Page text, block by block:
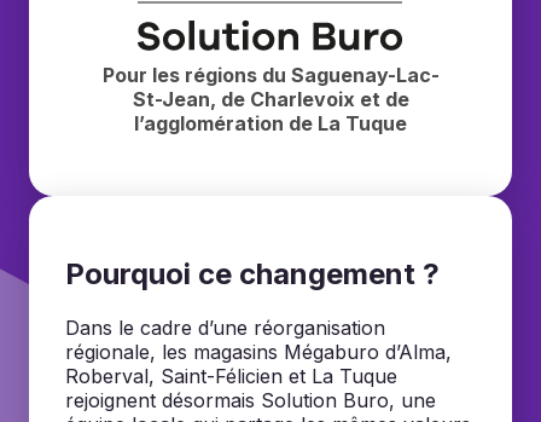
Hamster — Solution Buro
Pour les régions du Saguenay-Lac-
St-Jean, de Charlevoix et de
l’agglomération de La Tuque
Pourquoi ce changement ?
Dans le cadre d’une réorganisation
régionale, les magasins Mégaburo d’Alma,
Roberval, Saint-Félicien et La Tuque
rejoignent désormais Solution Buro, une